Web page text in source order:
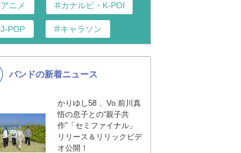
アニメ カナルビ・K-POP和訳
J-POP キャラソン
K-POP バンド
洋楽
VTuber ディズニー
バンドの新着ニュース
かりゆし58 、Vo.前川真
悟の息子との“親子共
作”「セミファイナル」
リリース＆リリックビデ
オ公開！